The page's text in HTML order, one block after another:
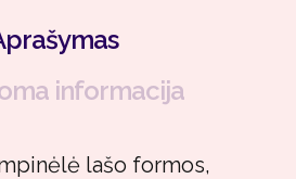
informacija
lašo formos,